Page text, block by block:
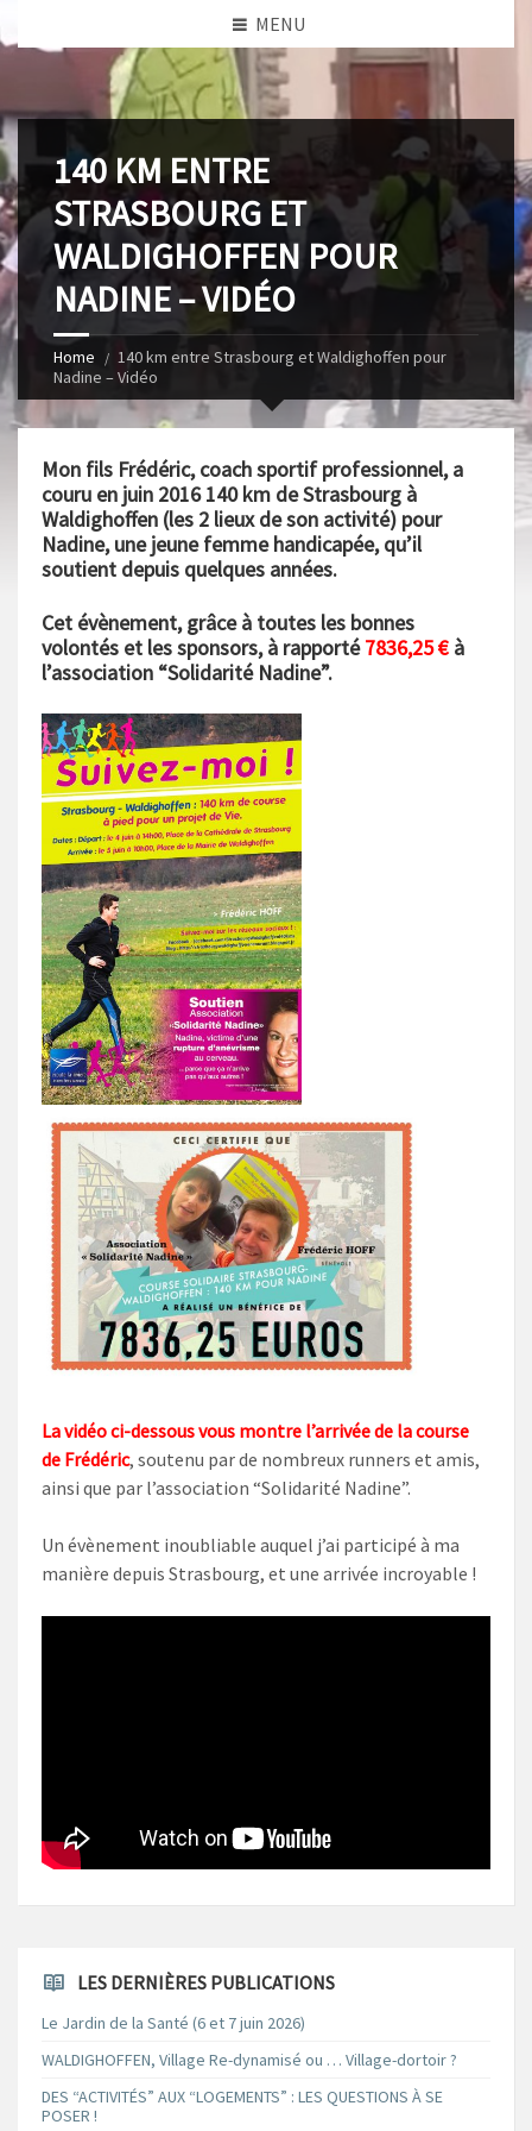
MENU
140 KM ENTRE
STRASBOURG ET
WALDIGHOFFEN POUR
NADINE – VIDÉO
Home
140 km entre Strasbourg et Waldighoffen pour
Nadine – Vidéo
Mon fils Frédéric, coach sportif professionnel, a
couru en juin 2016 140 km de Strasbourg à
Waldighoffen (les 2 lieux de son activité) pour
Nadine, une jeune femme handicapée, qu’il
soutient depuis quelques années.
Cet évènement, grâce à toutes les bonnes
volontés et les sponsors, à rapporté7836,25 € à
l’association “Solidarité Nadine”.
La vidéo ci-dessous vous montre l’arrivée de la course
de Frédéric, soutenu par de nombreux runners et amis,
ainsi que par l’association “Solidarité Nadine”.
Un évènement inoubliable auquel j’ai participé à ma
manière depuis Strasbourg, et une arrivée incroyable !
LES DERNIÈRES PUBLICATIONS
Le Jardin de la Santé (6 et 7 juin 2026)
WALDIGHOFFEN, Village Re-dynamisé ou … Village-dortoir ?
DES “ACTIVITÉS” AUX “LOGEMENTS” : LES QUESTIONS À SE
POSER !